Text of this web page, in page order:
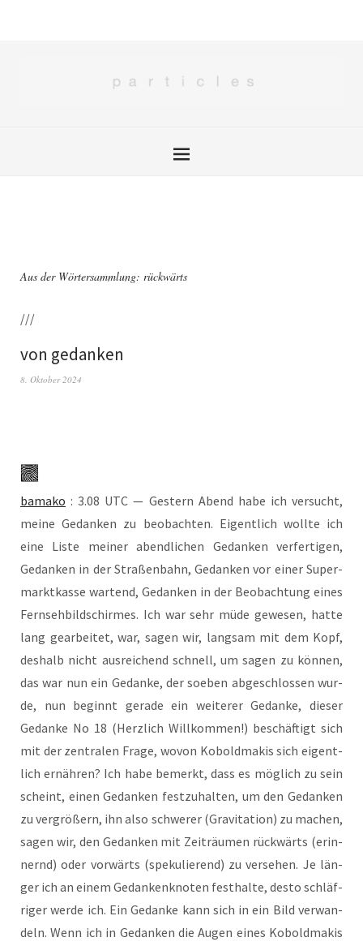
Aus der Wörtersammlung: rückwärts
///
von gedanken
8. Oktober 2024
bamako : 3.08 UTC — Ges­tern Abend habe ich ver­sucht,
mei­ne Gedan­ken zu beob­ach­ten. Eigent­lich woll­te ich
eine Lis­te mei­ner abend­li­chen Gedan­ken ver­fer­ti­gen,
Gedan­ken in der Stra­ßen­bahn, Gedan­ken vor einer Super­
markt­kas­se war­tend, Gedan­ken in der Beob­ach­tung eines
Fern­seh­bild­schir­mes. Ich war sehr müde gewe­sen, hat­te
lang gear­bei­tet, war, sagen wir, lang­sam mit dem Kopf,
des­halb nicht aus­rei­chend schnell, um sagen zu kön­nen,
das war nun ein Gedan­ke, der soeben abge­schlos­sen wur­
de, nun beginnt gera­de ein wei­te­rer Gedan­ke, die­ser
Gedan­ke No 18 (Herz­lich Will­kom­men!) beschäf­tigt sich
mit der zen­tra­len Fra­ge, wovon Kobold­ma­kis sich eigent­
lich ernäh­ren? Ich habe bemerkt, dass es mög­lich zu sein
scheint, einen Gedan­ken fest­zu­hal­ten, um den Gedan­ken
zu ver­grö­ßern, ihn also schwe­rer (Gra­vi­ta­ti­on) zu machen,
sagen wir, den Gedan­ken mit Zeit­räu­men rück­wärts (erin­
nernd) oder vor­wärts (spe­ku­lie­rend) zu ver­se­hen. Je län­
ger ich an einem Gedan­ken­kno­ten fest­hal­te, des­to schläf­
ri­ger wer­de ich. Ein Gedan­ke kann sich in ein Bild ver­wan­
deln. Wenn ich in Gedan­ken die Augen eines Kobold­ma­kis